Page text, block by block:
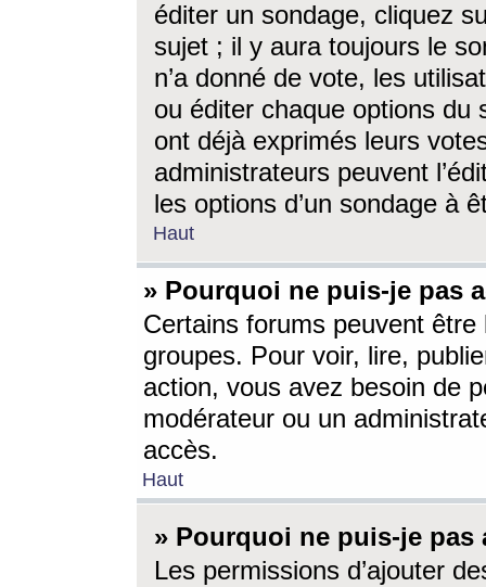
éditer un sondage, cliquez
sujet ; il y aura toujours le
n’a donné de vote, les
ou éditer chaque options du
ont déjà exprimés leurs
administrateurs peuvent
les options d’un sondage à
Haut
» Pourquoi ne puis-je pas
Certains forums peuvent être
groupes. Pour voir, lire,
action, vous avez besoin de
modérateur ou un
accès.
Haut
» Pourquoi ne puis-je
Les permissions d’ajouter